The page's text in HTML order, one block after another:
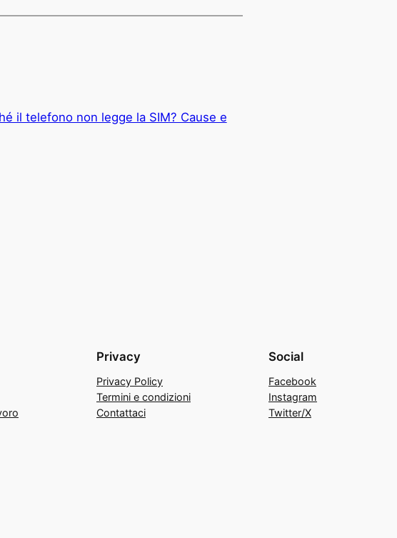
il telefono non legge la SIM? Cause e
Privacy
Privacy Policy
Termini e condizioni
Contattaci
Social
Facebook
Instagram
Twitter/X